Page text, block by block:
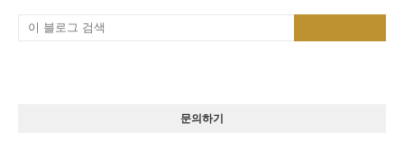
문의하기